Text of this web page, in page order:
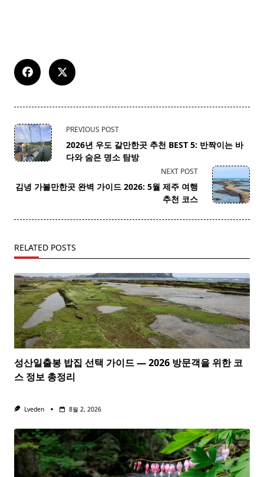
<span
class="nav-
subtitle
reader-
PREVIOUS POST
2026년 우도 갈만한곳 추천 BEST 5: 반짝이는 바
다와 숨은 명소 탐방
NEXT POST
김녕 가볼만한곳 완벽 가이드 2026: 5월 제주 여행
추천 코스
RELATED POSTS
성산일출봉 밥집 선택 가이드 — 2026 방문객을 위한 코
스 정보 총정리
Lveden 8월 2, 2026